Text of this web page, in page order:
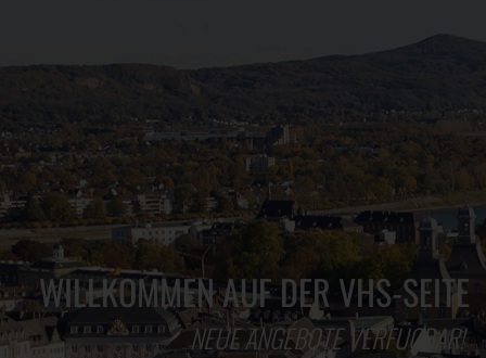
WILLKOMMEN AUF DER VHS-SEITE
NEUE ANGEBOTE VERFÜGBAR!